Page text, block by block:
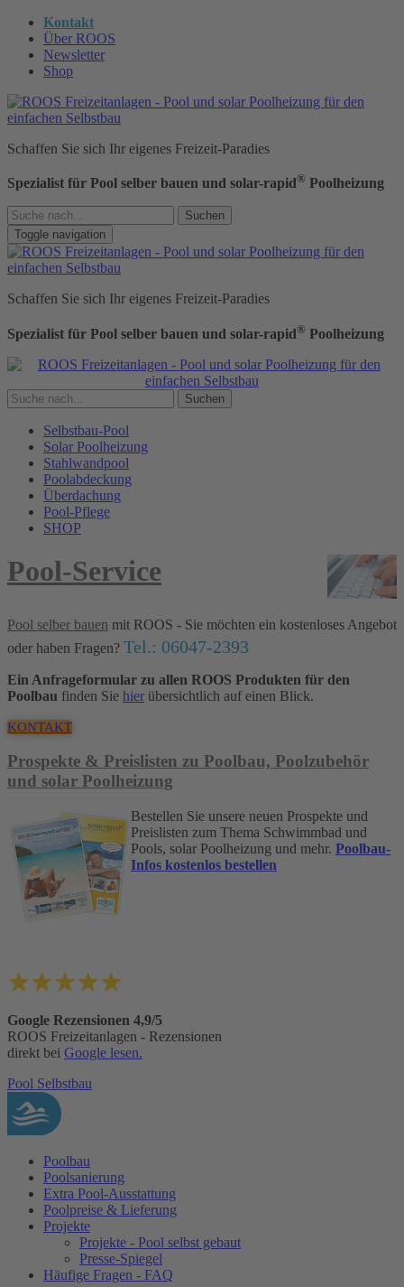
Kontakt
Über ROOS
Newsletter
Shop
Schaffen Sie sich Ihr eigenes Freizeit-Paradies
Spezialist für Pool selber bauen und solar-rapid® Poolheizung
Suchen
Toggle navigation
Schaffen Sie sich Ihr eigenes Freizeit-Paradies
Spezialist für Pool selber bauen und solar-rapid® Poolheizung
Suchen
Selbstbau-Pool
Solar Poolheizung
Stahlwandpool
Poolabdeckung
Überdachung
Pool-Pflege
SHOP
Pool-Service
Pool selber bauen mit ROOS - Sie möchten ein kostenloses Angebot
oder haben Fragen? Tel.: 06047-2393
Ein Anfrageformular zu allen ROOS Produkten für den
Poolbau finden Sie hier übersichtlich auf einen Blick.
KONTAKT
Prospekte & Preislisten zu Poolbau, Poolzubehör
und solar Poolheizung
Bestellen Sie unsere neuen Prospekte und
Preislisten zum Thema Schwimmbad und
Pools, solar Poolheizung und mehr. Poolbau-
Infos kostenlos bestellen
Google Rezensionen 4,9/5
ROOS Freizeitanlagen - Rezensionen
direkt bei Google lesen.
Pool Selbstbau
Poolbau
Poolsanierung
Extra Pool-Ausstattung
Poolpreise & Lieferung
Projekte
Projekte - Pool selbst gebaut
Presse-Spiegel
Häufige Fragen - FAQ